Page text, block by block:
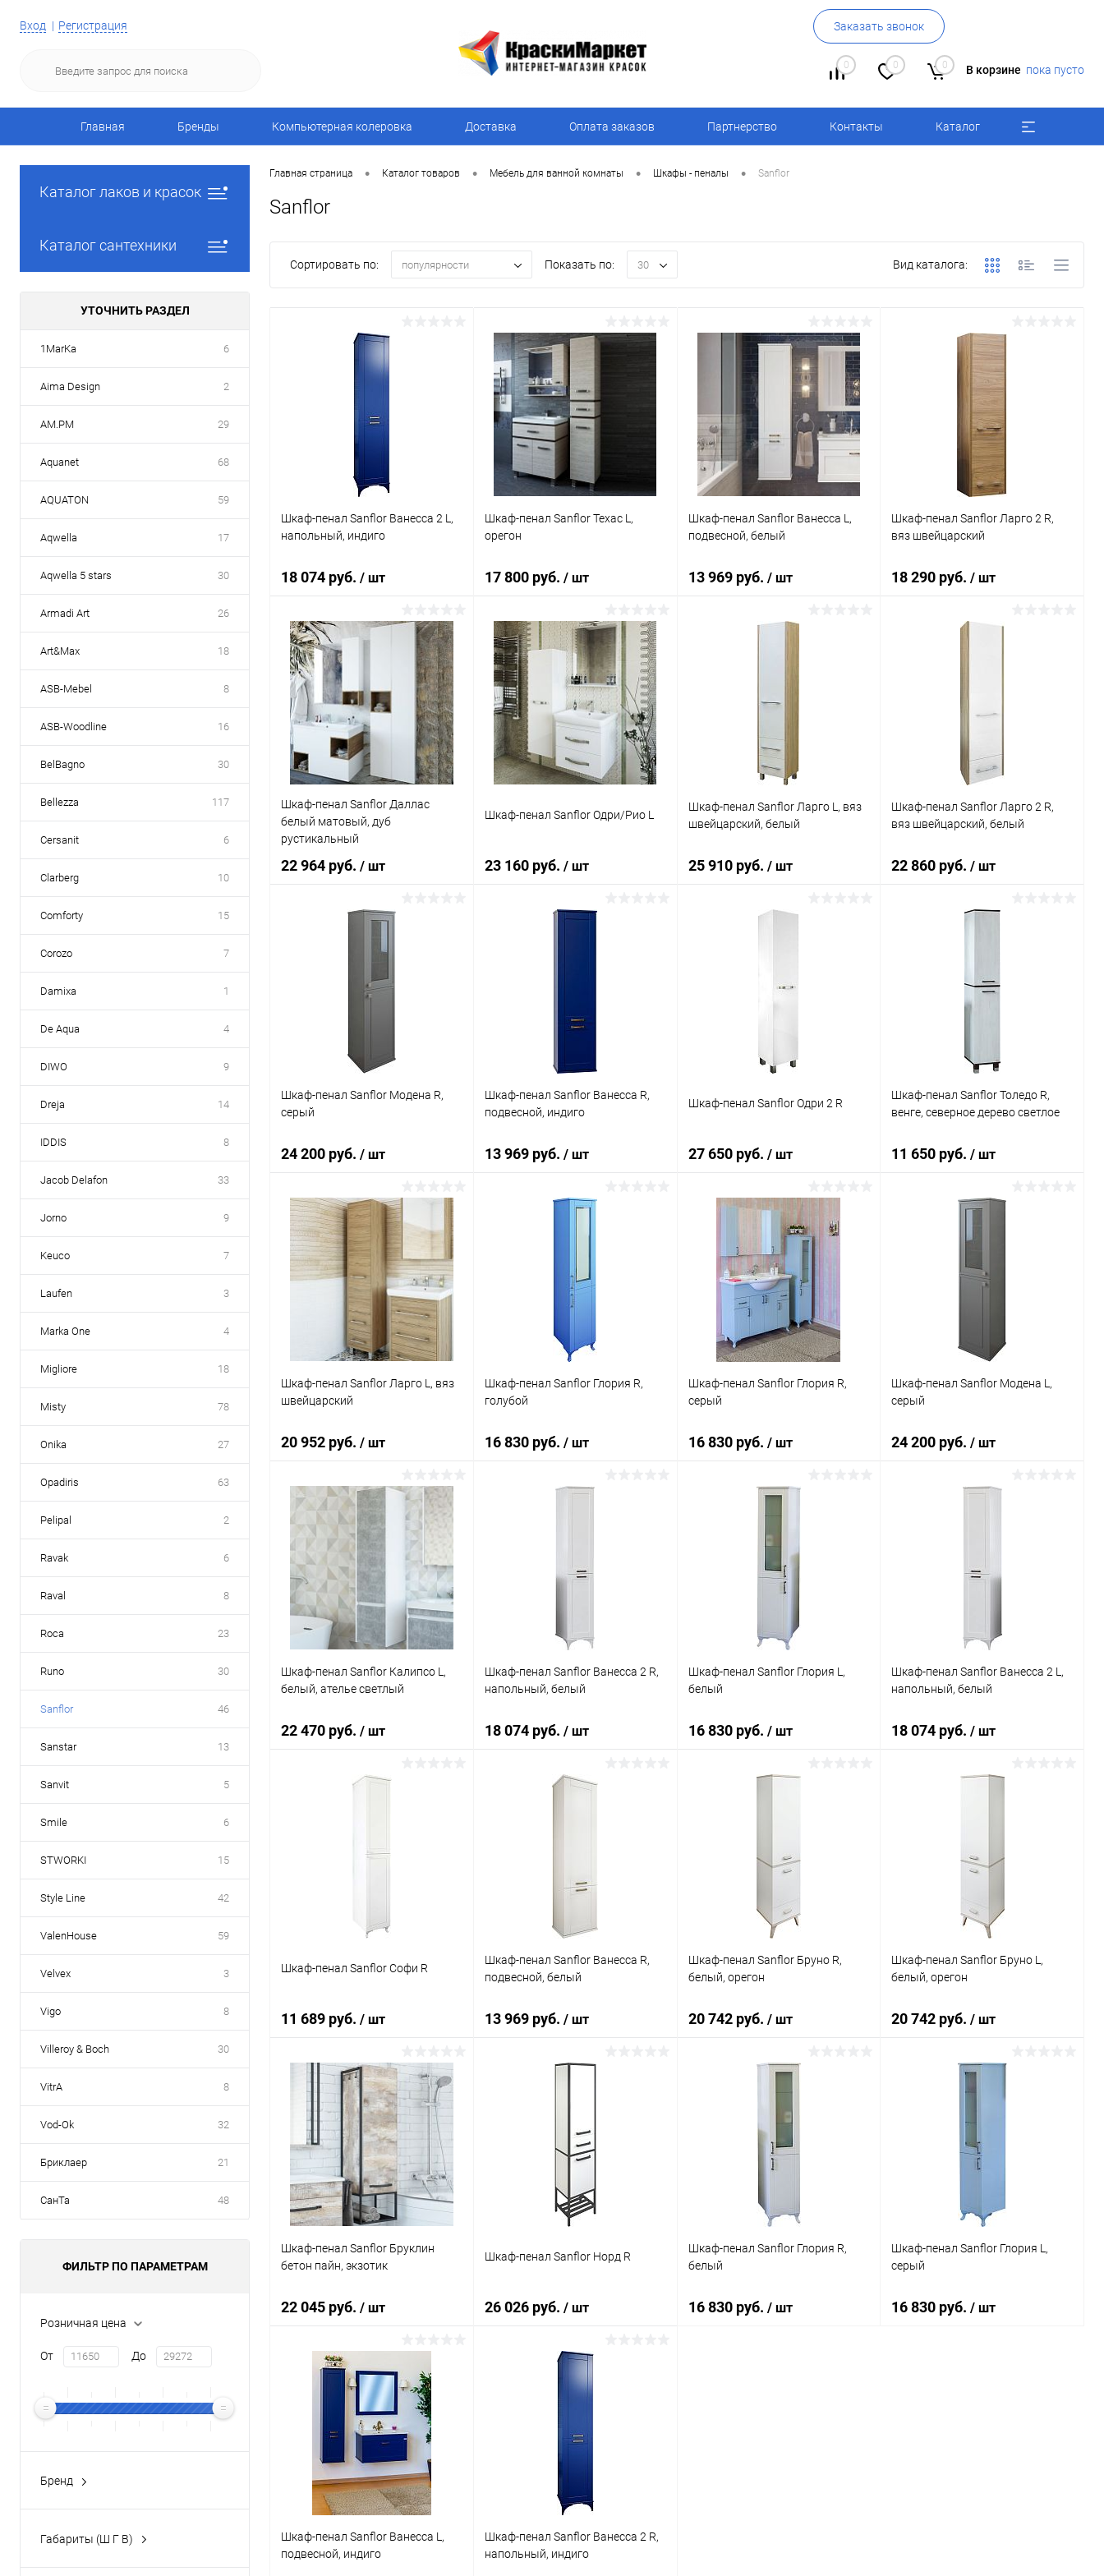
Вход Регистрация Заказать звонок
0 0 0 В корзине пока пусто
Главная Бренды Компьютерная колеровка Доставка Оплата заказов Партнерство Контакты Каталог
Каталог лаков и красок
Каталог сантехники
УТОЧНИТЬ РАЗДЕЛ
1MarKa 6
Aima Design 2
AM.PM 29
Aquanet 68
AQUATON 59
Aqwella 17
Aqwella 5 stars 30
Armadi Art 26
Art&Max 18
ASB-Mebel 8
ASB-Woodline 16
BelBagno 30
Bellezza 117
Cersanit 6
Clarberg 10
Comforty 15
Corozo 7
Damixa 1
De Aqua 4
DIWO 9
Dreja 14
IDDIS 8
Jacob Delafon 33
Jorno 9
Keuco 7
Laufen 3
Marka One 4
Migliore 18
Misty 78
Onika 27
Opadiris 63
Pelipal 2
Ravak 6
Raval 8
Roca 23
Runo 30
Sanflor 46
Sanstar 13
Sanvit 5
Smile 6
STWORKI 15
Style Line 42
ValenHouse 59
Velvex 3
Vigo 8
Villeroy & Boch 30
VitrA 8
Vod-Ok 32
Бриклаер 21
СанТа 48
ФИЛЬТР ПО ПАРАМЕТРАМ
Розничная цена
От До
Бренд
Габариты (Ш Г В)
Главная страница • Каталог товаров • Мебель для ванной комнаты • Шкафы - пеналы • Sanflor
Sanflor
Сортировать по: популярности Показать по: 30 Вид каталога:
Шкаф-пенал Sanflor Ванесса 2 L,
напольный, индиго
18 074 руб. / шт
Купить в 1 клик Сравнение
В избранное Под заказ
Шкаф-пенал Sanflor Техас L,
орегон
17 800 руб. / шт
В корзину
Купить в 1 клик Сравнение
В избранное Под заказ
Шкаф-пенал Sanflor Ванесса L,
подвесной, белый
13 969 руб. / шт
Шкаф-пенал Sanflor Ларго 2 R,
вяз швейцарский
18 290 руб./ шт
В избранное
Шкаф-пенал Sanflor Даллас
белый матовый, дуб
рустикальный
22 964 руб. / шт
Шкаф-пенал Sanflor Одри/Рио L
23 160 руб. / шт
Шкаф-пенал Sanflor Ларго L, вяз
швейцарский, белый
25 910 руб. / шт
Шкаф-пенал Sanflor Ларго 2 R,
вяз швейцарский, белый
22 860 руб./ шт
Купить в 1 клик
В избранное
Шкаф-пенал Sanflor Модена R,
серый
24 200 руб. / шт
В корзину
Купить в 1 клик Сравнение
В избранное Под заказ
Шкаф-пенал Sanflor Ванесса R,
подвесной, индиго
13 969 руб. / шт
Купить в 1 клик
Шкаф-пенал Sanflor Одри 2 R
27 650 руб. / шт
В корзину
Купить в 1 клик Сравнение
В избранное
Шкаф-пенал Sanflor Толедо R,
венге, северное дерево светлое
11 650 руб./ шт
Купить в 1 клик
Шкаф-пенал Sanflor Ларго L, вяз
швейцарский
20 952 руб. / шт
В корзину
Купить в 1 клик Сравнение
В избранное Под заказ
Шкаф-пенал Sanflor Глория R,
голубой
16 830 руб. / шт
В избранное
Шкаф-пенал Sanflor Глория R,
серый
16 830 руб. / шт
В избранное
Шкаф-пенал Sanflor Модена L,
серый
24 200 руб./ шт
Шкаф-пенал Sanflor Калипсо L,
белый, ателье светлый
22 470 руб. / шт
Шкаф-пенал Sanflor Ванесса 2 R,
напольный, белый
18 074 руб. / шт
Шкаф-пенал Sanflor Глория L,
белый
16 830 руб. / шт
Шкаф-пенал Sanflor Ванесса 2 L,
напольный, белый
18 074 руб./ шт
Шкаф-пенал Sanflor Софи R
11 689 руб. / шт
В корзину
Купить в 1 клик Сравнение
В избранное Под заказ
Шкаф-пенал Sanflor Ванесса R,
подвесной, белый
13 969 руб. / шт
Купить в 1 клик
В избранное
Шкаф-пенал Sanflor Бруно R,
белый, орегон
20 742 руб. / шт
Купить в 1 клик
Шкаф-пенал Sanflor Бруно L,
белый, орегон
20 742 руб./ шт
В корзину
В избранное
Шкаф-пенал Sanflor Бруклин
бетон пайн, экзотик
22 045 руб. / шт
В корзину
Купить в 1 клик Сравнение
В избранное Под заказ
Шкаф-пенал Sanflor Норд R
26 026 руб. / шт
В корзину
Шкаф-пенал Sanflor Глория R,
белый
16 830 руб. / шт
Шкаф-пенал Sanflor Глория L,
серый
16 830 руб./ шт
Шкаф-пенал Sanflor Ванесса L,
подвесной, индиго
Шкаф-пенал Sanflor Ванесса 2 R,
напольный, индиго